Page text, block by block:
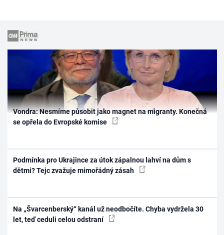
Vondra: Nesmíme působit jako magnet na migranty. Konečná
se opřela do Evropské komise
Podmínka pro Ukrajince za útok zápalnou lahví na dům s
dětmi? Tejc zvažuje mimořádný zásah
Na „Švarcenberský“ kanál už neodbočíte. Chyba vydržela 30
let, teď ceduli celou odstraní